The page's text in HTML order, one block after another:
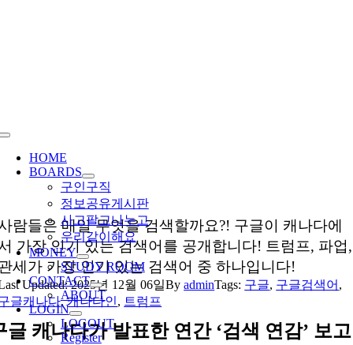
Toggle
Navigation
HOME
BOARDS
구인구직
정보공유게시판
사고팔고나누고
우리같이해요
MONEY
STUDY ROOM
CONTACT
ABOUT
LOGIN
LOGOUT
Register
람들은 매일 무엇을 검색할까요?! 구글이 캐나다에
가장 인기 있는 검색어를 공개합니다! 트럼프, 파업,
세가 가장 인기 있는 검색어 중 하나입니다!
Updated: 2025년 12월 06일ByadminTags: 구글, 구글검색어 ,
글캐나다,캐나다인, 트럼프
글 캐나다가 발표한 연간 ‘검색 연감’ 보고